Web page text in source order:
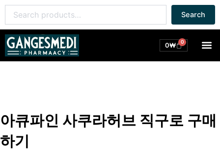
콘
츠
너
for:
Search
0₩ 0
Cart
아큐파인 사쿠라허브 직구로 구매
하기